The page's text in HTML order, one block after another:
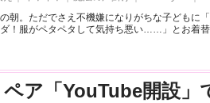
朝。ただでさえ不機嫌になりがちな子どもに
！服がペタペタして気持ち悪い……」とお着
ア「YouTube開設」